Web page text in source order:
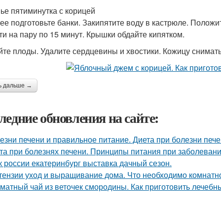
пятиминутка с корицей
подготовьте банки. Закипятите воду в кастрюле.
на пару по 15 минут. Крышки обдайте кипятком.
плоды. Удалите сердцевины и хвостики. Кожицу
дальше →
обновления на сайте:
печени и правильное питание. Диета при болезни
при болезнях печени. Принципы питания при
россии екатеринбург выставка дачный сезон.
уход и выращивание дома. Что необходимо
чай из веточек смородины. Как приготовить